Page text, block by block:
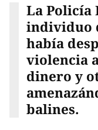
La Policía
individuo
había
violencia
dinero y
balines.